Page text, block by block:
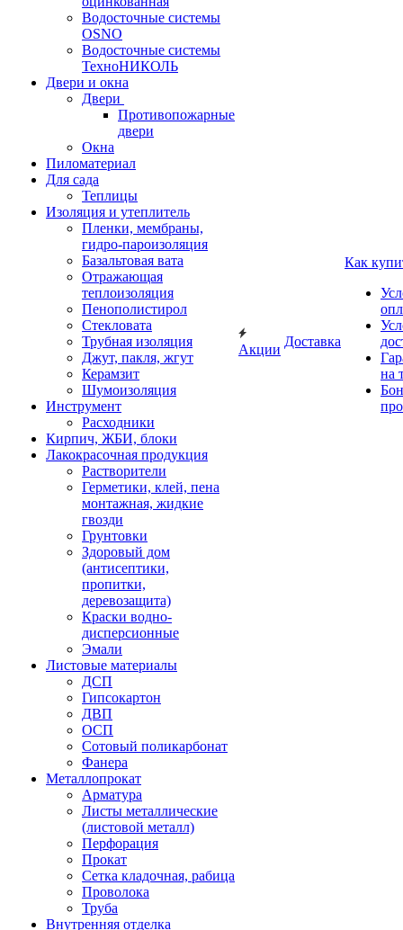
Водосточные системы
OSNO
Водосточные системы
ТехноНИКОЛЬ
Двери и окна
Двери
Противопожарные
двери
Окна
Пиломатериал
Для сада
Теплицы
Изоляция и утеплитель
Пленки, мембраны,
гидро-пароизоляция
Базальтовая вата
Отражающая
теплоизоляция
Пенополистирол
Стекловата
Трубная изоляция
Джут, пакля, жгут
Керамзит
Шумоизоляция
Инструмент
Расходники
Кирпич, ЖБИ, блоки
Лакокрасочная продукция
Растворители
Герметики, клей, пена
монтажная, жидкие
гвозди
Грунтовки
Здоровый дом
(антисептики,
пропитки,
деревозащита)
Краски водно-
дисперсионные
Эмали
Листовые материалы
ДСП
Гипсокартон
ДВП
ОСП
Сотовый поликарбонат
Фанера
Металлопрокат
Арматура
Листы металлические
(листовой металл)
Перфорация
Прокат
Сетка кладочная, рабица
Проволока
Труба
Внутренняя отделка
Акции
Доставка
Как
на